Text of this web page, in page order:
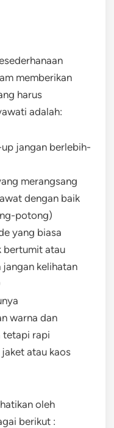
memberikan
harus
adalah:
jangan berlebih-
merangsang
dengan baik
potong)
yang biasa
bertumit atau
kelihatan
warna dan
tetapi rapi
atau kaos
oleh
berikut :